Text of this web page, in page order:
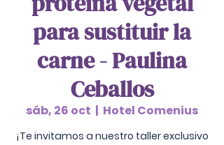
para sustituir la
carne - Paulina
Ceballos
sáb, 26 oct
  |
Hotel Comenius
¡Te invitamos a nuestro taller exclusivo